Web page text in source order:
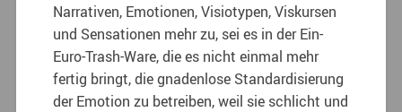
Narrativen, Emotionen, Visiotypen, Viskursen
und Sensationen mehr zu, sei es in der Ein-
Euro-Trash-Ware, die es nicht einmal mehr
fertig bringt, die gnadenlose Standardisierung
der Emotion zu betreiben, weil sie schlicht und